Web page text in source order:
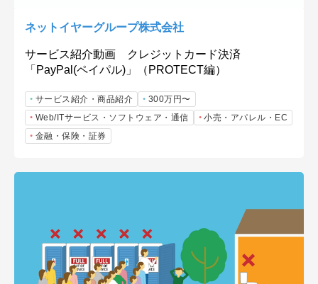
ネットイヤーグループ株式会社
サービス紹介動画 クレジットカード決済
「PayPal(ペイパル)」（PROTECT編）
サービス紹介・商品紹介
300万円〜
Web/ITサービス・ソフトウェア・通信
小売・アパレル・EC
金融・保険・証券